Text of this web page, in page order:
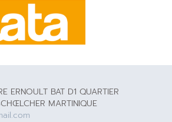
ERNOULT BAT D1 QUARTIER
MARTINIQUE